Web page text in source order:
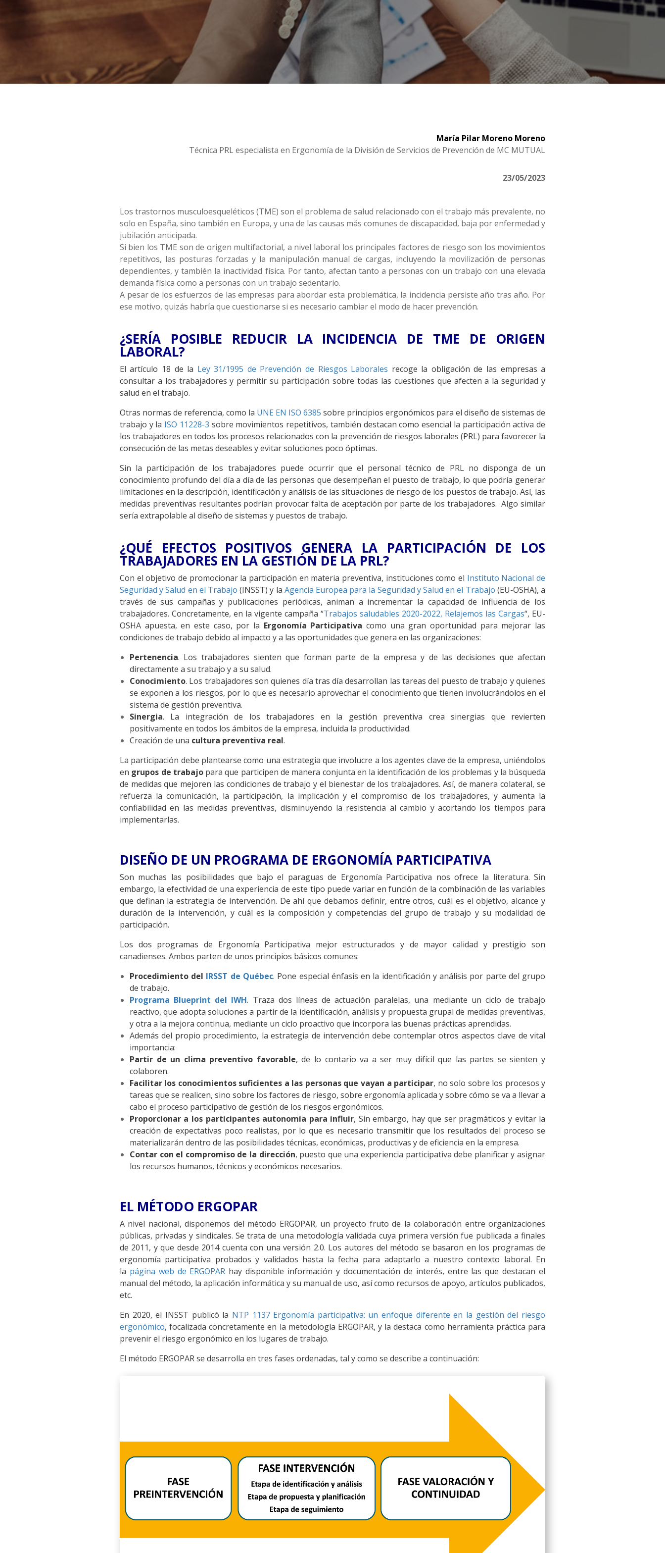
María Pilar Moreno Moreno
Técnica PRL especialista en Ergonomía de la División de Servicios de Prevención de MC MUTUAL
23/05/2023
Los trastornos musculoesqueléticos (TME) son el problema de salud relacionado con el trabajo más prevalente, no
solo en España, sino también en Europa, y una de las causas más comunes de discapacidad, baja por enfermedad y
jubilación anticipada.
Si bien los TME son de origen multifactorial, a nivel laboral los principales factores de riesgo son los movimientos
repetitivos, las posturas forzadas y la manipulación manual de cargas, incluyendo la movilización de personas
dependientes, y también la inactividad física. Por tanto, afectan tanto a personas con un trabajo con una elevada
demanda física como a personas con un trabajo sedentario.
A pesar de los esfuerzos de las empresas para abordar esta problemática, la incidencia persiste año tras año. Por
ese motivo, quizás habría que cuestionarse si es necesario cambiar el modo de hacer prevención.
¿SERÍA POSIBLE REDUCIR LA INCIDENCIA DE TME DE ORIGEN
LABORAL?
El artículo 18 de la Ley 31/1995 de Prevención de Riesgos Laborales recoge la obligación de las empresas a
consultar a los trabajadores y permitir su participación sobre todas las cuestiones que afecten a la seguridad y
salud en el trabajo.
Otras normas de referencia, como la UNE EN ISO 6385 sobre principios ergonómicos para el diseño de sistemas de
trabajo y la ISO 11228-3 sobre movimientos repetitivos, también destacan como esencial la participación activa de
los trabajadores en todos los procesos relacionados con la prevención de riesgos laborales (PRL) para favorecer la
consecución de las metas deseables y evitar soluciones poco óptimas.
Sin la participación de los trabajadores puede ocurrir que el personal técnico de PRL no disponga de un
conocimiento profundo del día a día de las personas que desempeñan el puesto de trabajo, lo que podría generar
limitaciones en la descripción, identificación y análisis de las situaciones de riesgo de los puestos de trabajo. Así, las
medidas preventivas resultantes podrían provocar falta de aceptación por parte de los trabajadores. Algo similar
sería extrapolable al diseño de sistemas y puestos de trabajo.
¿QUÉ EFECTOS POSITIVOS GENERA LA PARTICIPACIÓN DE LOS
TRABAJADORES EN LA GESTIÓN DE LA PRL?
Con el objetivo de promocionar la participación en materia preventiva, instituciones como el Instituto Nacional de
Seguridad y Salud en el Trabajo (INSST) y la Agencia Europea para la Seguridad y Salud en el Trabajo (EU-OSHA), a
través de sus campañas y publicaciones periódicas, animan a incrementar la capacidad de influencia de los
trabajadores. Concretamente, en la vigente campaña “Trabajos saludables 2020-2022, Relajemos las Cargas“, EU-
OSHA apuesta, en este caso, por la Ergonomía Participativacomo una gran oportunidad para mejorar las
condiciones de trabajo debido al impacto y a las oportunidades que genera en las organizaciones:
Pertenencia. Los trabajadores sienten que forman parte de la empresa y de las decisiones que afectan
directamente a su trabajo y a su salud.
Conocimiento. Los trabajadores son quienes día tras día desarrollan las tareas del puesto de trabajo y quienes
se exponen a los riesgos, por lo que es necesario aprovechar el conocimiento que tienen involucrándolos en el
sistema de gestión preventiva.
Sinergia. La integración de los trabajadores en la gestión preventiva crea sinergias que revierten
positivamente en todos los ámbitos de la empresa, incluida la productividad.
Creación de una cultura preventiva real.
La participación debe plantearse como una estrategia que involucre a los agentes clave de la empresa, uniéndolos
en grupos de trabajopara que participen de manera conjunta en la identificación de los problemas y la búsqueda
de medidas que mejoren las condiciones de trabajo y el bienestar de los trabajadores. Así, de manera colateral, se
refuerza la comunicación, la participación, la implicación y el compromiso de los trabajadores, y aumenta la
confiabilidad en las medidas preventivas, disminuyendo la resistencia al cambio y acortando los tiempos para
implementarlas.
DISEÑO DE UN PROGRAMA DE ERGONOMÍA PARTICIPATIVA
Son muchas las posibilidades que bajo el paraguas de Ergonomía Participativa nos ofrece la literatura. Sin
embargo, la efectividad de una experiencia de este tipo puede variar en función de la combinación de las variables
que definan la estrategia de intervención. De ahí que debamos definir, entre otros, cuál es el objetivo, alcance y
duración de la intervención, y cuál es la composición y competencias del grupo de trabajo y su modalidad de
participación.
Los dos programas de Ergonomía Participativa mejor estructurados y de mayor calidad y prestigio son
canadienses. Ambos parten de unos principios básicos comunes:
Procedimiento del IRSST de Québec. Pone especial énfasis en la identificación y análisis por parte del grupo
de trabajo.
Programa Blueprint del IWH. Traza dos líneas de actuación paralelas, una mediante un ciclo de trabajo
reactivo, que adopta soluciones a partir de la identificación, análisis y propuesta grupal de medidas preventivas,
y otra a la mejora continua, mediante un ciclo proactivo que incorpora las buenas prácticas aprendidas.
Además del propio procedimiento, la estrategia de intervención debe contemplar otros aspectos clave de vital
importancia:
Partir de un clima preventivo favorable, de lo contario va a ser muy difícil que las partes se sienten y
colaboren.
Facilitar los conocimientos suficientes a las personas que vayan a participar, no solo sobre los procesos y
tareas que se realicen, sino sobre los factores de riesgo, sobre ergonomía aplicada y sobre cómo se va a llevar a
cabo el proceso participativo de gestión de los riesgos ergonómicos.
Proporcionar a los participantes autonomía para influir, Sin embargo, hay que ser pragmáticos y evitar la
creación de expectativas poco realistas, por lo que es necesario transmitir que los resultados del proceso se
materializarán dentro de las posibilidades técnicas, económicas, productivas y de eficiencia en la empresa.
Contar con el compromiso de la dirección, puesto que una experiencia participativa debe planificar y asignar
los recursos humanos, técnicos y económicos necesarios.
EL MÉTODO ERGOPAR
A nivel nacional, disponemos del método ERGOPAR, un proyecto fruto de la colaboración entre organizaciones
públicas, privadas y sindicales. Se trata de una metodología validada cuya primera versión fue publicada a finales
de 2011, y que desde 2014 cuenta con una versión 2.0. Los autores del método se basaron en los programas de
ergonomía participativa probados y validados hasta la fecha para adaptarlo a nuestro contexto laboral. En
la página web de ERGOPAR hay disponible información y documentación de interés, entre las que destacan el
manual del método, la aplicación informática y su manual de uso, así como recursos de apoyo, artículos publicados,
etc.
En 2020, el INSST publicó la NTP 1137 Ergonomía participativa: un enfoque diferente en la gestión del riesgo
ergonómico, focalizada concretamente en la metodología ERGOPAR, y la destaca como herramienta práctica para
prevenir el riesgo ergonómico en los lugares de trabajo.
El método ERGOPAR se desarrolla en tres fases ordenadas, tal y como se describe a continuación: